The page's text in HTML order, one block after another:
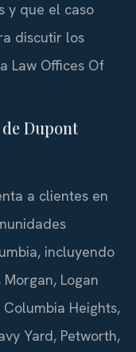
y que el caso
discutir los
Law Offices Of
Dupont
a clientes en
incluyendo
Morgan, Logan
Heights,
Yard, Petworth,